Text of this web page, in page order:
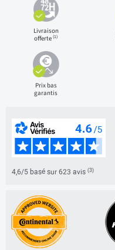
Livraison
offerte(1)
Prix bas
garantis
4,6/5 basé sur 623 avis (3)